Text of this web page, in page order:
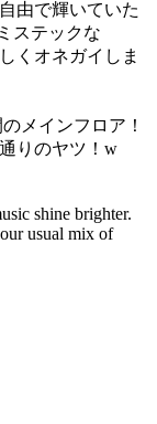
由で輝いていた
ステックな
くオネガイしま
メインフロア！
りのヤツ！w
shine brighter.
usual mix of